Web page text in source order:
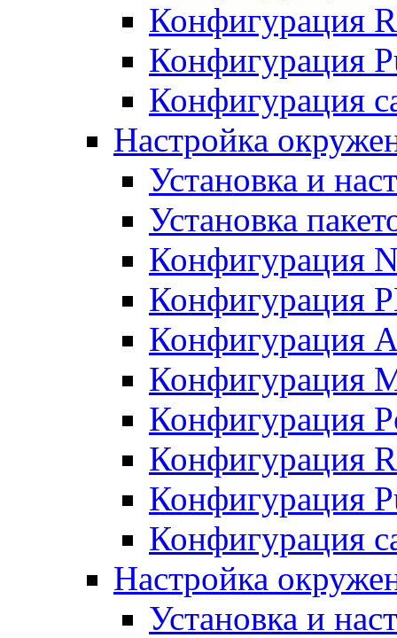
Конфигурация
Конфигурация
Конфигурация
Настройка
Установка и
Установка
Конфигурация
Конфигурация
Конфигурация
Конфигурация
Конфигурация
Конфигурация
Конфигурация
Конфигурация
Настройка
Установка и